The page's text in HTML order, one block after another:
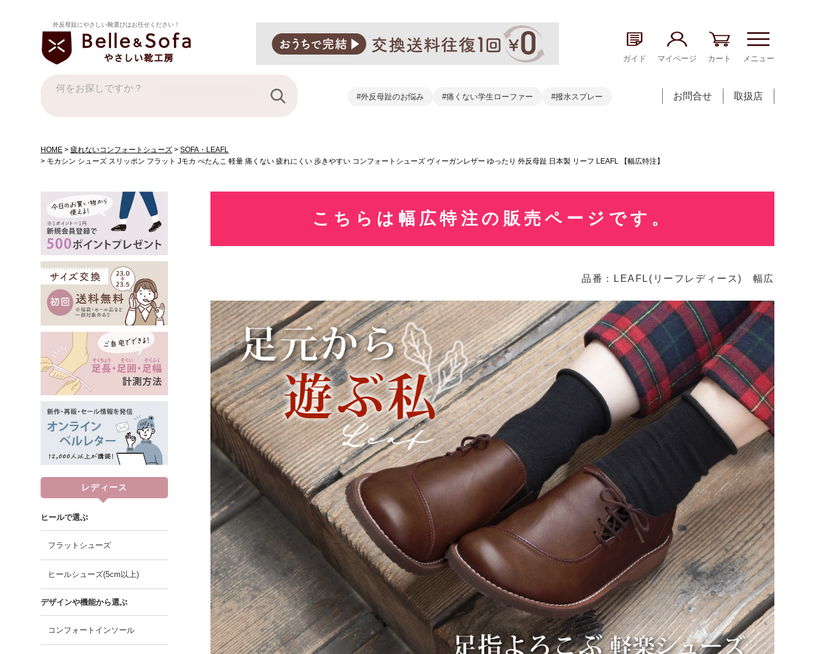
外反母趾にやさしい靴選びはお任せください！
ガイド マイページ カート メニュー
#外反母趾のお悩み #痛くない学生ローファー #撥水スプレー お問合せ 取扱店
HOME 疲れないコンフォートシューズ
SOFA・LEAFL
モカシン シューズ スリッポン フラット Jモカ ぺたんこ 軽量 痛くない 疲れにくい 歩きやすい コンフォートシューズ ヴィーガンレザー ゆったり 外反母趾 日本製 リーフ LEAFL 【幅広特注】
レディース
ヒールで選ぶ
フラットシューズ
ヒールシューズ(5cm以上)
デザインや機能から選ぶ
コンフォートインソール
こちらは幅広特注の販売ページです。
品番：LEAFL(リーフレディース) 幅広